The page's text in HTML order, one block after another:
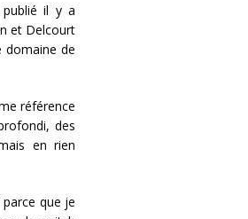
publié il y a
et Delcourt
domaine de
référence
des
en rien
que je